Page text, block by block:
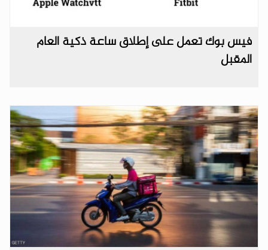
فيس بوك تعمل على إطلاق ساعة ذكية العام
المقبل